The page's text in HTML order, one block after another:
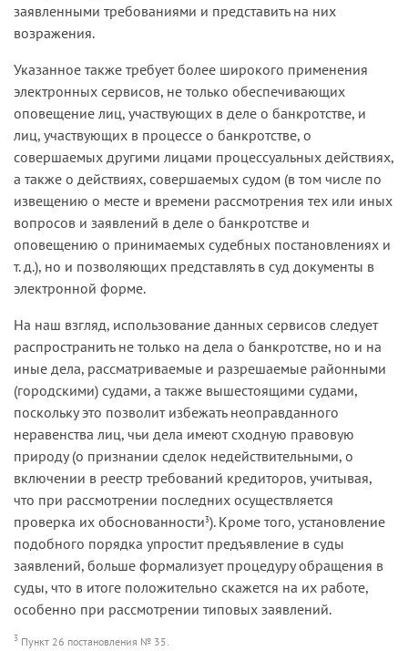
заявленными требованиями и представить на них
возражения.
Указанное также требует более широкого применения
электронных сервисов, не только обеспечивающих
оповещение лиц, участвующих в деле о банкротстве, и
лиц, участвующих в процессе о банкротстве, о
совершаемых другими лицами процессуальных действиях,
а также о действиях, совершаемых судом (в том числе по
извещению о месте и времени рассмотрения тех или иных
вопросов и заявлений в деле о банкротстве и
оповещению о принимаемых судебных постановлениях и
т. д.), но и позволяющих представлять в суд документы в
электронной форме.
На наш взгляд, использование данных сервисов следует
распространить не только на дела о банкротстве, но и на
иные дела, рассматриваемые и разрешаемые районными
(городскими) судами, а также вышестоящими судами,
поскольку это позволит избежать неоправданного
неравенства лиц, чьи дела имеют сходную правовую
природу (о признании сделок недействительными, о
включении в реестр требований кредиторов, учитывая,
что при рассмотрении последних осуществляется
проверка их обоснованности3). Кроме того, установление
подобного порядка упростит предъявление в суды
заявлений, больше формализует процедуру обращения в
суды, что в итоге положительно скажется на их работе,
особенно при рассмотрении типовых заявлений.
3 Пункт 26 постановления № 35.